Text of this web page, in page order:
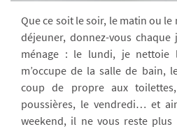
Que ce soit le soir, le matin ou
déjeuner, donnez-vous
ménage : le lundi, je nettoie
m’occupe de la salle de bain,
coup de propre aux
poussières, le vendredi… et
weekend, il ne vous reste plus